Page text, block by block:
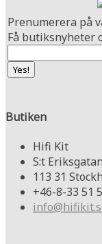
Prenumerera på
Få butiksnyheter
Butiken
Hifi Kit
S:t
113 31
+46-8-33 51